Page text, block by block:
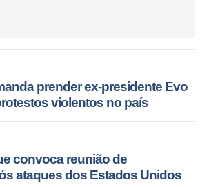
prender ex-presidente Evo
violentos no país
convoca reunião de
ataques dos Estados Unidos